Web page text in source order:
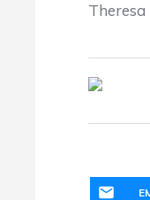
Theresa